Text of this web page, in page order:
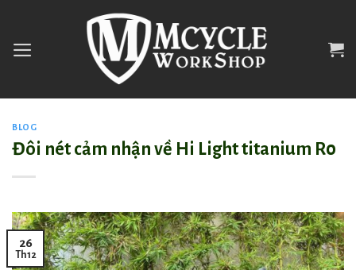
content
BLOG
Đôi nét cảm nhận về Hi Light titanium R0
26
Th12